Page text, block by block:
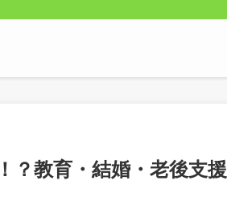
？教育・結婚・老後支援